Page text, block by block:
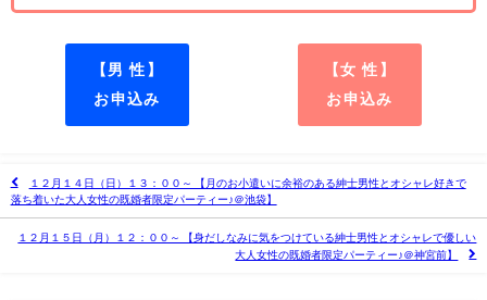
【男 性】
お申込み
【女 性】
お申込み
１２月１４日（日）１３：００～ 【月のお小遣いに余裕のある紳士男性とオシャレ好きで
落ち着いた大人女性の既婚者限定パーティー♪＠池袋】
１２月１５日（月）１２：００～ 【身だしなみに気をつけている紳士男性とオシャレで優しい
大人女性の既婚者限定パーティー♪＠神宮前】